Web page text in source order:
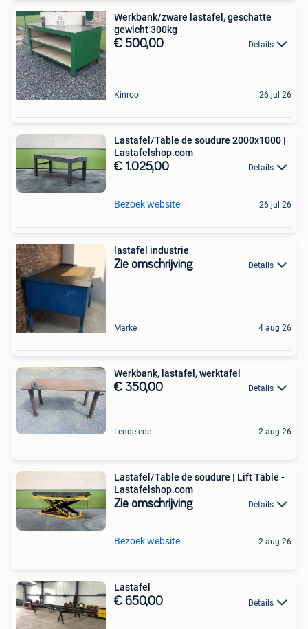
Werkbank/zware lastafel, geschatte
gewicht 300kg
€ 500,00 Details
Kinrooi 26 jul 26
Lastafel/Table de soudure 2000x1000 |
Lastafelshop.com
€ 1.025,00 Details
Bezoek website 26 jul 26
lastafel industrie
Zie omschrijving Details
Marke 4 aug 26
Werkbank, lastafel, werktafel
€ 350,00 Details
Lendelede 2 aug 26
Lastafel/Table de soudure | Lift Table -
Lastafelshop.com
Zie omschrijving Details
Bezoek website 2 aug 26
Lastafel
€ 650,00 Details